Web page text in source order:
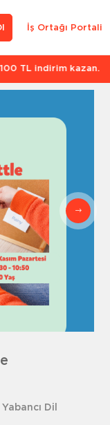
İş Ortağı Portali
TL indirim kazan.
Yabancı Dil